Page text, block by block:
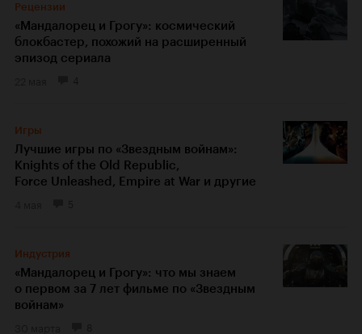
Рецензии
«Мандалорец и Грогу»: космический
блокбастер, похожий на расширенный
эпизод сериала
Игры
Лучшие игры по «Звездным войнам»:
Knights of the Old Republic,
Force Unleashed, Empire at War и другие
Индустрия
«Мандалорец и Грогу»: что мы знаем
о первом за 7 лет фильме по «Звездным
войнам»